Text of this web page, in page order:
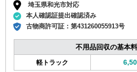
埼玉県和光市対応
本人確認証提出確認済み
古物商許可証：第431260055913号
不用品回収の基本
軽トラック